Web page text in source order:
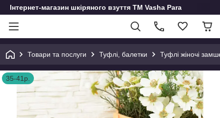
Інтернет-магазин шкіряного взуття ТМ Vasha Para
Товари та послуги Туфлі, балетки Туфлі жіночі
35-41р.